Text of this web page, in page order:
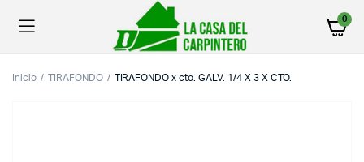
0
Inicio TIRAFONDO TIRAFONDO x cto. GALV. 1/4 X 3 X CTO.